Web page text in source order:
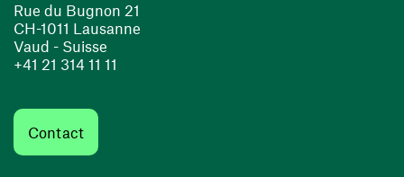
Rue du Bugnon 21
CH-1011 Lausanne
Vaud - Suisse
+41 21 314 11 11
Contact